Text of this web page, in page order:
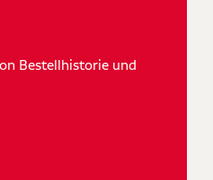
Bestellhistorie und